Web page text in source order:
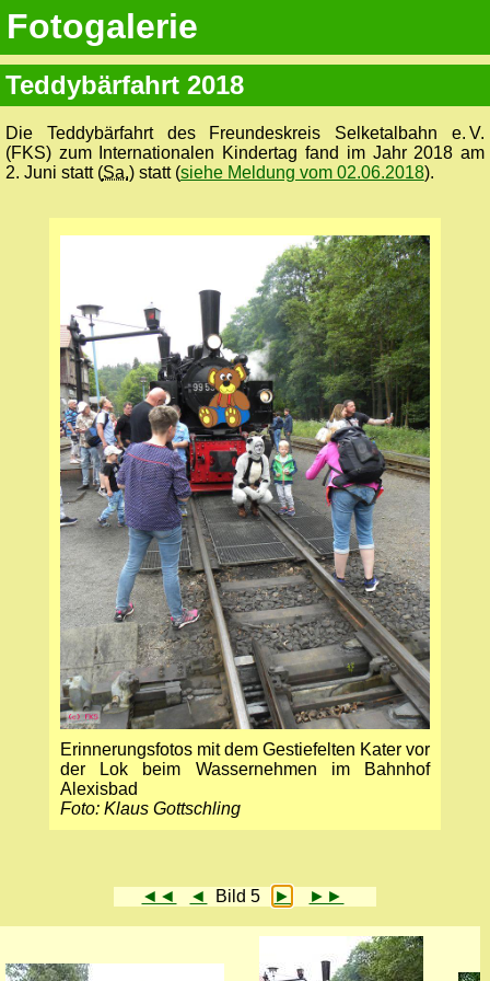
Fotogalerie
Teddybärfahrt 2018
Die Teddybärfahrt des Freundes­kreis Selketal­bahn e. V.
(FKS) zum Internationalen Kindertag fand im Jahr 2018 am
2. Juni statt (Sa.) statt (siehe Meldung vom 02.06.2018).
Erinne­rungsfotos mit dem Gestiefelten Kater vor
der Lok beim Wassernehmen im Bahnhof
Alexis­bad
Foto: Klaus Gottschling
◄◄ ◄ Bild 5 ► ►►